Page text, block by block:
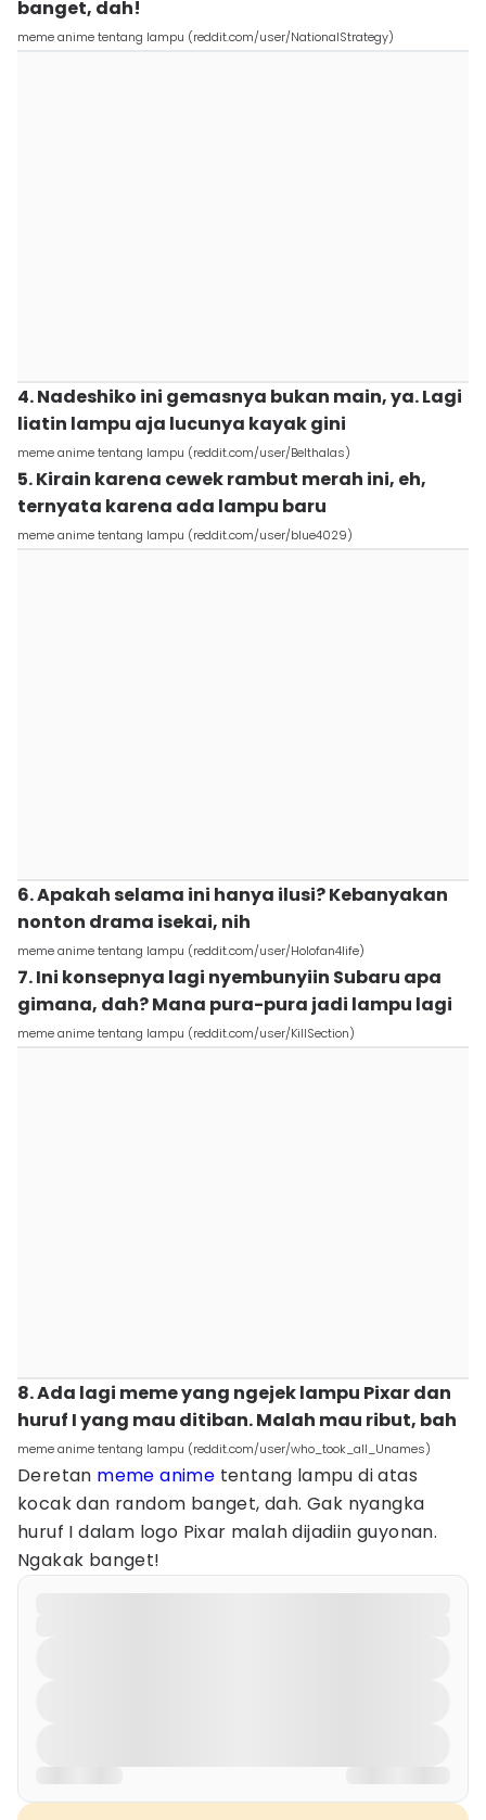
banget, dah!
meme anime tentang lampu (reddit.com/user/NationalStrategy)
4. Nadeshiko ini gemasnya bukan main, ya. Lagi
liatin lampu aja lucunya kayak gini
meme anime tentang lampu (reddit.com/user/Belthalas)
5. Kirain karena cewek rambut merah ini, eh,
ternyata karena ada lampu baru
meme anime tentang lampu (reddit.com/user/blue4029)
6. Apakah selama ini hanya ilusi? Kebanyakan
nonton drama isekai, nih
meme anime tentang lampu (reddit.com/user/Holofan4life)
7. Ini konsepnya lagi nyembunyiin Subaru apa
gimana, dah? Mana pura-pura jadi lampu lagi
meme anime tentang lampu (reddit.com/user/KillSection)
8. Ada lagi meme yang ngejek lampu Pixar dan
huruf I yang mau ditiban. Malah mau ribut, bah
meme anime tentang lampu (reddit.com/user/who_took_all_Unames)
Deretan meme anime tentang lampu di atas
kocak dan random banget, dah. Gak nyangka
huruf I dalam logo Pixar malah dijadiin guyonan.
Ngakak banget!